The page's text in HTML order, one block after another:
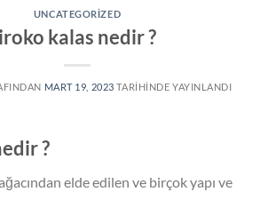
UNCATEGORIZED
iroko kalas nedir ?
MART 19, 2023 TARIHINDE YAYINLANDI
?
elde edilen ve birçok yapı ve